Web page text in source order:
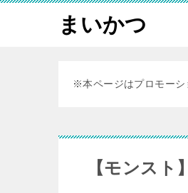
まいかつ
※本ページはプロモーシ
【モンス